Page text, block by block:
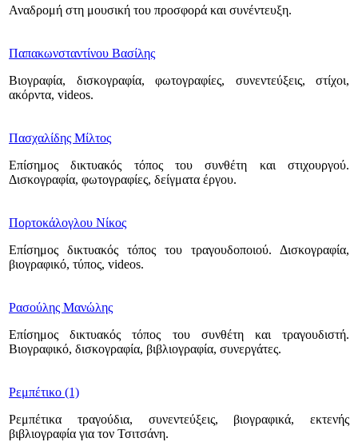
Αναδρομή στη μουσική του προσφορά και συνέντευξη.
Παπακωνσταντίνου Βασίλης
Βιογραφία, δισκογραφία, φωτογραφίες, συνεντεύξεις, στίχοι,
ακόρντα, videos.
Πασχαλίδης Μίλτος
Επίσημος δικτυακός τόπος του συνθέτη και στιχουργού.
Δισκογραφία, φωτογραφίες, δείγματα έργου.
Πορτοκάλογλου Νίκος
Επίσημος δικτυακός τόπος του τραγουδοποιού. Δισκογραφία,
βιογραφικό, τύπος, videos.
Ρασούλης Μανώλης
Επίσημος δικτυακός τόπος του συνθέτη και τραγουδιστή.
Βιογραφικό, δισκογραφία, βιβλιογραφία, συνεργάτες.
Ρεμπέτικο (1)
Ρεμπέτικα τραγούδια, συνεντεύξεις, βιογραφικά, εκτενής
βιβλιογραφία για τον Τσιτσάνη.